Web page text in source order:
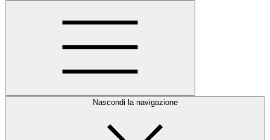
Nascondi la navigazione